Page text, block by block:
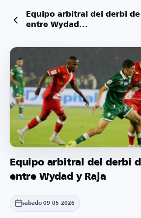
Equipo arbitral del derbi de
entre Wydad...
Equipo arbitral del derbi
entre Wydad y Raja
sábado 09-05-2026